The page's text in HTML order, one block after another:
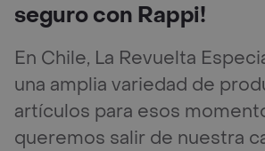
seguro con Rappi!
En Chile, La Revuelta
una amplia variedad de
artículos para esos
queremos salir de nuestra